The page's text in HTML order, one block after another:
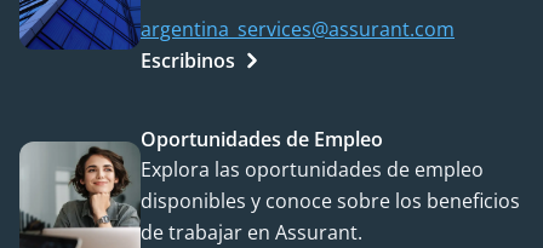
argentina_services@assurant.com
Escribinos
Oportunidades de Empleo
Explora las oportunidades de empleo
disponibles y conoce sobre los beneficios
de trabajar en Assurant.